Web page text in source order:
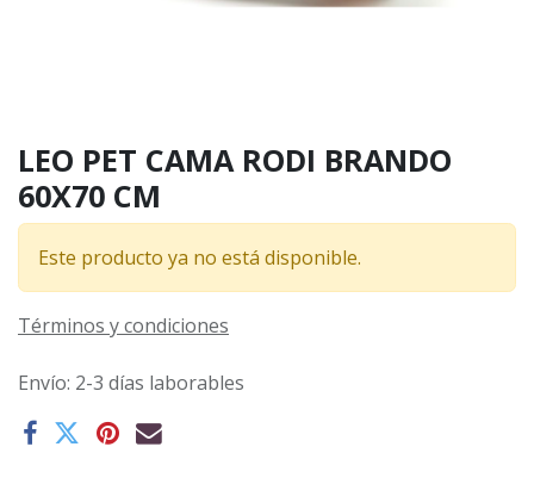
LEO PET CAMA RODI BRANDO
60X70 CM
Este producto ya no está disponible.
Términos y condiciones
Envío: 2-3 días laborables